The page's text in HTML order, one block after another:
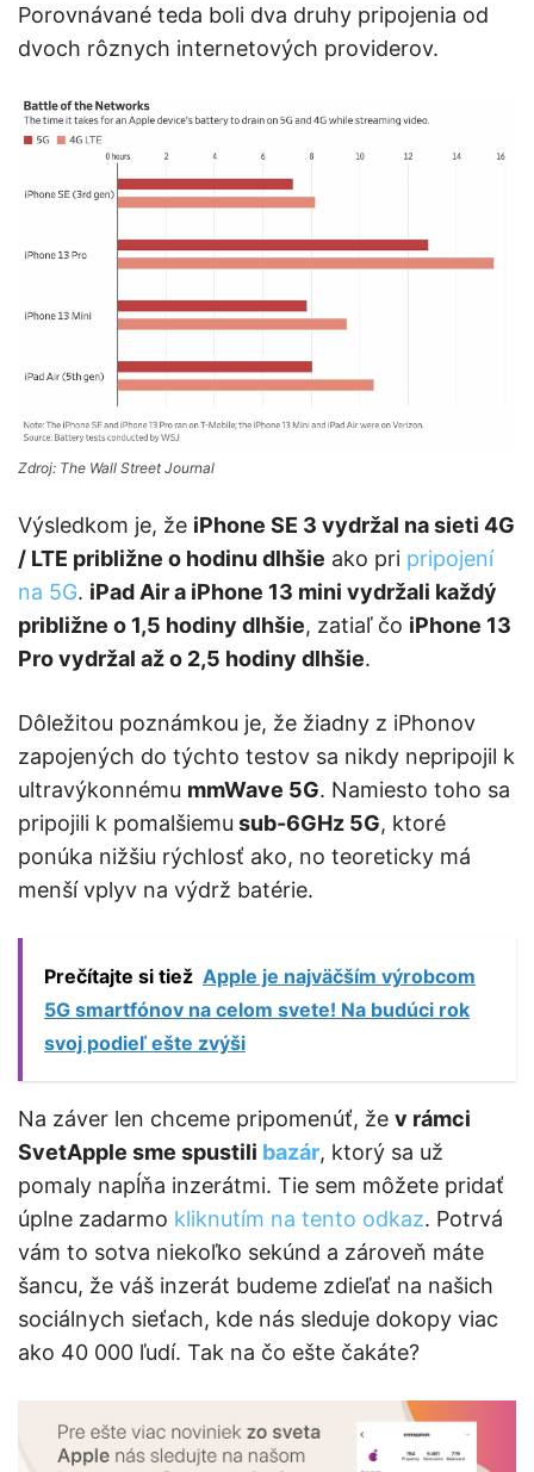
Porovnávané teda boli dva druhy pripojenia od
dvoch rôznych internetových providerov.
Zdroj: The Wall Street Journal
Výsledkom je, že iPhone SE 3 vydržal na sieti 4G
/ LTE približne o hodinu dlhšie ako pri pripojení
na 5G. iPad Air a iPhone 13 mini vydržali každý
približne o 1,5 hodiny dlhšie, zatiaľ čo iPhone 13
Pro vydržal až o 2,5 hodiny dlhšie.
Dôležitou poznámkou je, že žiadny z iPhonov
zapojených do týchto testov sa nikdy nepripojil k
ultravýkonnému mmWave 5G. Namiesto toho sa
pripojili k pomalšiemu sub-6GHz 5G, ktoré
ponúka nižšiu rýchlosť ako, no teoreticky má
menší vplyv na výdrž batérie.
Prečítajte si tiež Apple je najväčším výrobcom
5G smartfónov na celom svete! Na budúci rok
svoj podieľ ešte zvýši
Na záver len chceme pripomenúť, že v rámci
SvetApple sme spustili bazár, ktorý sa už
pomaly napĺňa inzerátmi. Tie sem môžete pridať
úplne zadarmo kliknutím na tento odkaz. Potrvá
vám to sotva niekoľko sekúnd a zároveň máte
šancu, že váš inzerát budeme zdieľať na našich
sociálnych sieťach, kde nás sleduje dokopy viac
ako 40 000 ľudí. Tak na čo ešte čakáte?